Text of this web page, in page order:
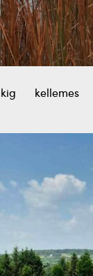
kellemes